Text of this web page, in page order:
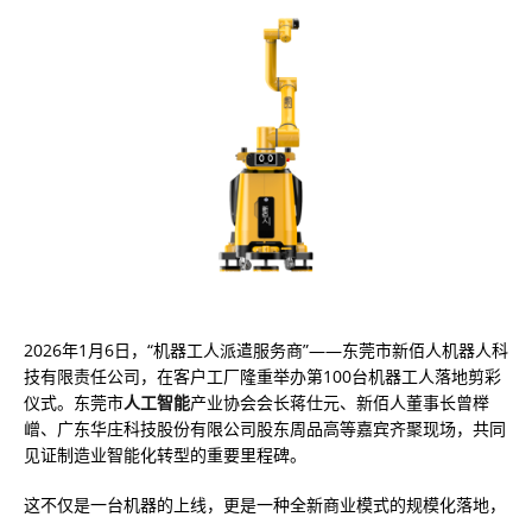
2026年1月6日，“机器工人派遣服务商”——东莞市新佰人机器人科
技有限责任公司，在客户工厂隆重举办第100台机器工人落地剪彩
仪式。东莞市人工智能产业协会会长蒋仕元、新佰人董事长曾榉
嶒、广东华庄科技股份有限公司股东周品高等嘉宾齐聚现场，共同
见证制造业智能化转型的重要里程碑。
这不仅是一台机器的上线，更是一种全新商业模式的规模化落地，